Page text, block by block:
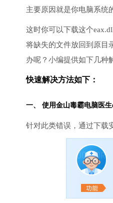
主要原因就是你电脑系统
这时你可以下载这个
将缺失的文件放回到原目
办呢？小编提供如下几种
快速解决方法如下：
一、 使用金山毒霸电脑医生
针对此类错误，通过下载